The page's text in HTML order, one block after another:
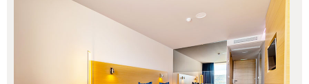
Barcs - Daruvar - Bosanska Gradiska (határ) - Banja Luka - Jajce -
Bugojno - Livno – Kamensko (határ).
A bosznia-hercegovinai Nemzeti Autóklub (BIHAMK) 24 órás
tájékoztató és diszpécser szolgálatot tart fent, angol nyelven is.
„DISPECERSKI CENTAR” – (Sárga Angyal) (ROAD ASSISTANCE
SERVICE) „Pomoč na cesti” Tel. GSM-ről: 033 1282 / 033 987